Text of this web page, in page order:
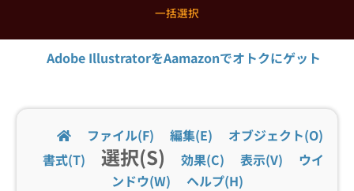
一括選択
Adobe IllustratorをAamazonでオトクにゲット
ファイル(F) 編集(E)
オブジェクト(O)
書式(T)
選択(S) 効果(C) 表示(V)
ウイ
ンドウ(W)
ヘルプ(H)